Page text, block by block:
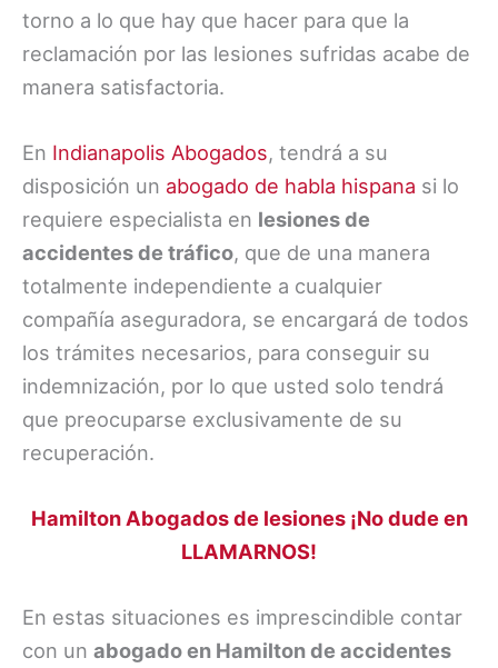
torno a lo que hay que hacer para que la
reclamación por las lesiones sufridas acabe de
manera satisfactoria.
En Indianapolis Abogados, tendrá a su
disposición un abogado de habla hispana si lo
requiere especialista en lesiones de
accidentes de tráfico, que de una manera
totalmente independiente a cualquier
compañía aseguradora, se encargará de todos
los trámites necesarios, para conseguir su
indemnización, por lo que usted solo tendrá
que preocuparse exclusivamente de su
recuperación.
Hamilton Abogados de lesiones ¡No dude en
LLAMARNOS!
En estas situaciones es imprescindible contar
con un abogado en Hamilton de accidentes